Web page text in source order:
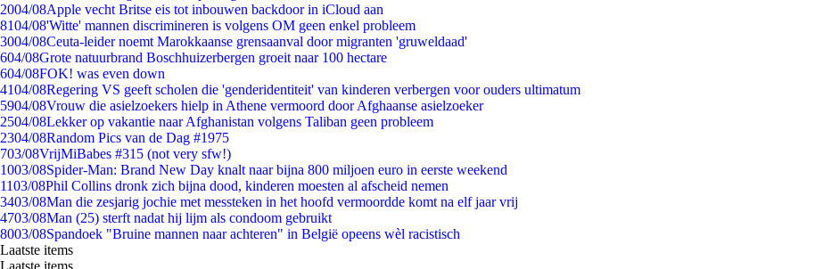
2004/08Apple vecht Britse eis tot inbouwen backdoor in iCloud aan
8104/08'Witte' mannen discrimineren is volgens OM geen enkel probleem
3004/08Ceuta-leider noemt Marokkaanse grensaanval door migranten 'gruweldaad'
604/08Grote natuurbrand Boschhuizerbergen groeit naar 100 hectare
604/08FOK! was even down
4104/08Regering VS geeft scholen die 'genderidentiteit' van kinderen verbergen voor ouders ultimatum
5904/08Vrouw die asielzoekers hielp in Athene vermoord door Afghaanse asielzoeker
2504/08Lekker op vakantie naar Afghanistan volgens Taliban geen probleem
2304/08Random Pics van de Dag #1975
703/08VrijMiBabes #315 (not very sfw!)
1003/08Spider-Man: Brand New Day knalt naar bijna 800 miljoen euro in eerste weekend
1103/08Phil Collins dronk zich bijna dood, kinderen moesten al afscheid nemen
3403/08Man die zesjarig jochie met messteken in het hoofd vermoordde komt na elf jaar vrij
4703/08Man (25) sterft nadat hij lijm als condoom gebruikt
8003/08Spandoek "Bruine mannen naar achteren" in België opeens wèl racistisch
Laatste items
Laatste items